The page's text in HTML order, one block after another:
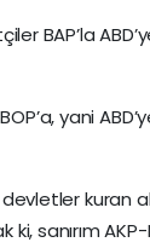
BAP’la
yani
devletler kuran
sanırım